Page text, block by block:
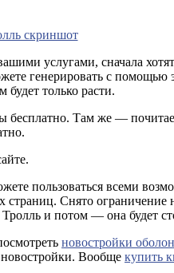
услугами, сначала
генерировать с
только расти.
бесплатно. Там же —
пользоваться всеми
Снято
и потом — она будет
новостройки
Вообще купить